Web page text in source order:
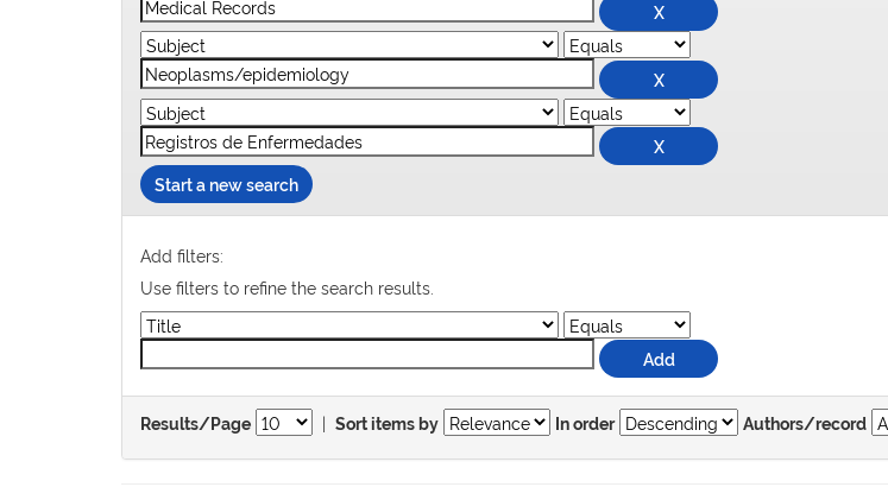
Start a new search
Add filters:
Use filters to refine the search results.
Results/Page | Sort items by In order Authors/record